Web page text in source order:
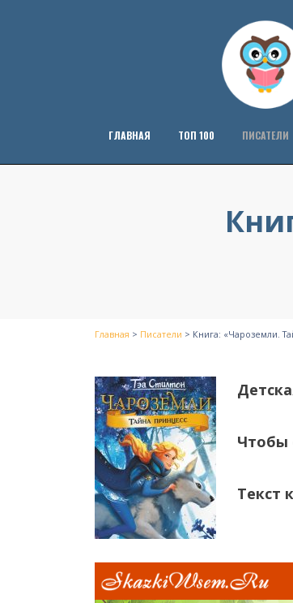
ГЛАВНАЯ ТОП 100 ПИСАТЕЛИ
Главная > Писатели > Книга: «Чароземли.
Чтобы
Текст